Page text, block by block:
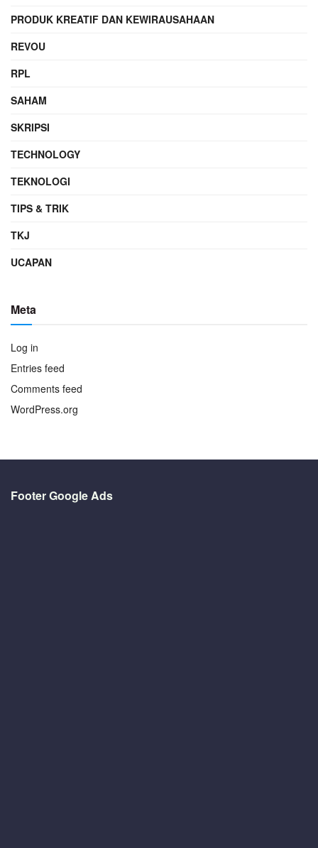
PRODUK KREATIF DAN KEWIRAUSAHAAN
REVOU
RPL
SAHAM
SKRIPSI
TECHNOLOGY
TEKNOLOGI
TIPS & TRIK
TKJ
UCAPAN
Meta
Log in
Entries feed
Comments feed
WordPress.org
Footer Google Ads